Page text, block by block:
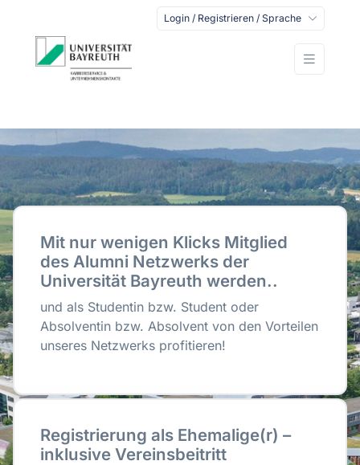
Login / Registrieren / Sprache
Mit nur wenigen Klicks Mitglied
des Alumni Netzwerks der
Universität Bayreuth werden..
und als Studentin bzw. Student oder
Absolventin bzw. Absolvent von den Vorteilen
unseres Netzwerks profitieren!
Registrierung als Ehemalige(r) –
inklusive Vereinsbeitritt